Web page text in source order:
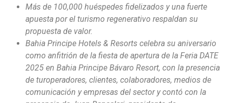
Más de 100,000 huéspedes fidelizados y una fuerte
apuesta por el turismo regenerativo respaldan su
propuesta de valor.
Bahia Principe Hotels & Resorts celebra su aniversario
como anfitrión de la fiesta de apertura de la Feria DATE
2025 en Bahia Principe Bávaro Resort, con la presencia
de turoperadores, clientes, colaboradores, medios de
comunicación y empresas del sector y contó con la